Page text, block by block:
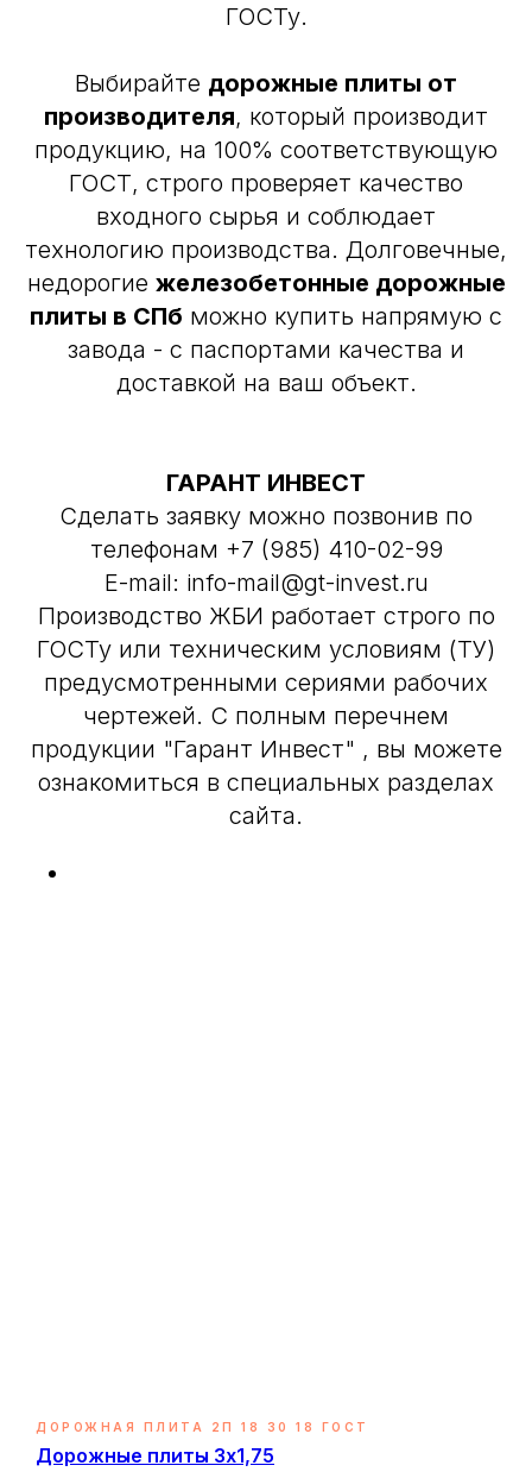
ГОСТу.
Выбирайте дорожные плиты от
производителя, который производит
продукцию, на 100% соответствующую
ГОСТ, строго проверяет качество
входного сырья и соблюдает
технологию производства. Долговечные,
недорогие железобетонные дорожные
плиты в СПб можно купить напрямую с
завода - с паспортами качества и
доставкой на ваш объект.
ГАРАНТ ИНВЕСТ
Сделать заявку можно позвонив по
телефонам +7 (985) 410-02-99
E-mail: info-mail@gt-invest.ru
Производство ЖБИ работает строго по
ГОСТу или техническим условиям (ТУ)
предусмотренными сериями рабочих
чертежей. С полным перечнем
продукции "Гарант Инвест" , вы можете
ознакомиться в специальных разделах
сайта.
ДОРОЖНАЯ ПЛИТА 2П 18 30 18 ГОСТ
Дорожные плиты 3х1,75